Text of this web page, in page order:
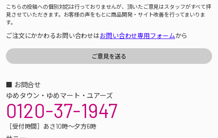
こちらの投稿への個別対応は行っておりませんが、頂いたご意見はスタッフがすべて拝
見させていただきます。お客様の声をもとに商品開発・サイト改善を行ってまいりま
す。
ご注文にかかわるお問い合わせはお問い合わせ専用フォームから
■ お問合せ
ゆめタウン・ゆめマート・ユアーズ
0120-37-1947
［受付時間］あさ10時～夕方6時